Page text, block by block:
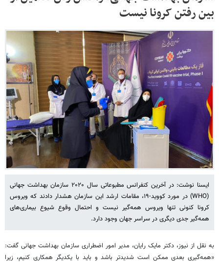
بین رفتن کرونا نیست
ایسنا نوشت: در آخرین کنفرانس مطبوعاتی سال ۲۰۲۰ سازمان بهداشت جهانی
(WHO) در مورد کووید-۱۹، مقامات ارشد این سازمان هشدار دادند که ویروس
کرونا کنونی تنها ویروس همه‌گیر نیست و احتمال وقوع شیوع بیماری‌های
همه‌گیر جدی دیگری در سراسر جهان وجود دارد.
به نقل از نیوز، دکتر مایک رایان، مدیر امور اضطراری سازمان بهداشت جهانی گفت:
«همه‌گیری بعدی ممکن است شدیدتر باشد و باید با یکدیگر همکاری کنیم، زیرا